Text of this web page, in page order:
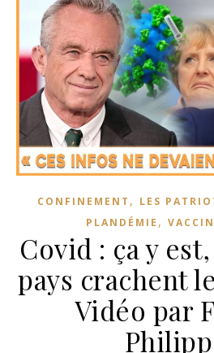
CONFINEMENT , LES
PLANDÉMIE ,
Covid : ça y
pays crachent
Vidéo par